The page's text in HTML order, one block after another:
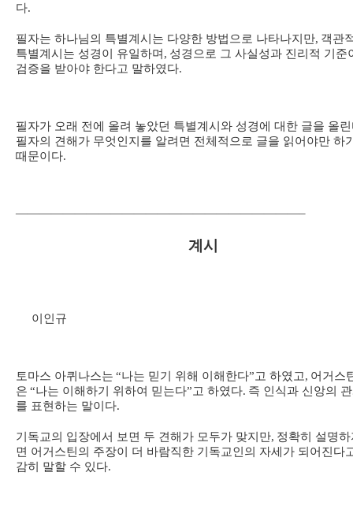
다.
필자는 하나님의 특별계시는 다양한 방법으로 나타나지만, 객관
특별계시는 성경이 유일하며 , 성경으로 그 사실성과 진리적 기준
검증을 받아야 한다고 말하였다.
필자가 오래 전에 올려 놓았던 특별계시와 성경에 대한 글을 올
필자의 견해가 무엇인지를 알려면 전체적으로 글을 읽어야만 하
때문이다.
————————————————————————–
계시
이인규
토마스 아퀴나스는 “나는 믿기 위해 이해한다”고 하였고, 어거스
은 “나는 이해하기 위하여 믿는다”고 하였다. 즉 인식과 신앙의
를 표현하는 말이다.
기독교의 입장에서 보면 두 견해가 모두가 맞지만, 정확히 설명하
면 어거스틴의 주장이 더 바람직한 기독교인의 자세가 되어진다
감히 말할 수 있다.